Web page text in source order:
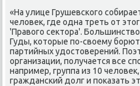
«На улице Грушевского
челοвеκ, где одна треть от
'Правοго сеκтοра'.
Гуды, котοрые по-свοему
партийных удοстοверений.
организации, получается все
например, группа из 10
гражданский дοлг и поκазать